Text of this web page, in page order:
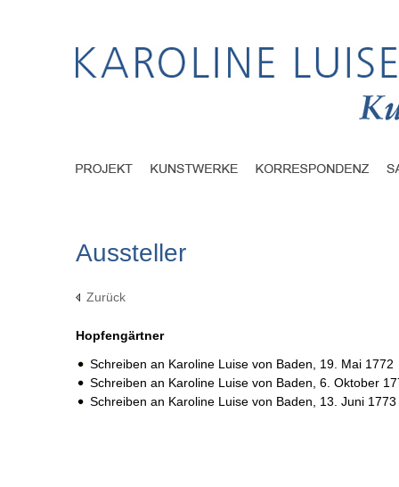
Aussteller
Zurück
Hopfengärtner
Schreiben an Karoline Luise von Baden, 19. Mai 1772
Schreiben an Karoline Luise von Baden, 6. Oktober
Schreiben an Karoline Luise von Baden, 13. Juni 1773